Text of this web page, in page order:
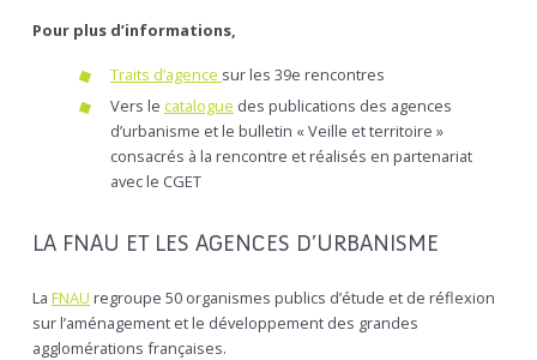
Pour plus d’informations,
Traits d’agence sur les 39e rencontres
Vers le catalogue des publications des agences
d’urbanisme et le bulletin « Veille et territoire »
consacrés à la rencontre et réalisés en partenariat
avec le CGET
LA FNAU ET LES AGENCES D’URBANISME
La FNAU regroupe 50 organismes publics d’étude et de réflexion
sur l’aménagement et le développement des grandes
agglomérations françaises.